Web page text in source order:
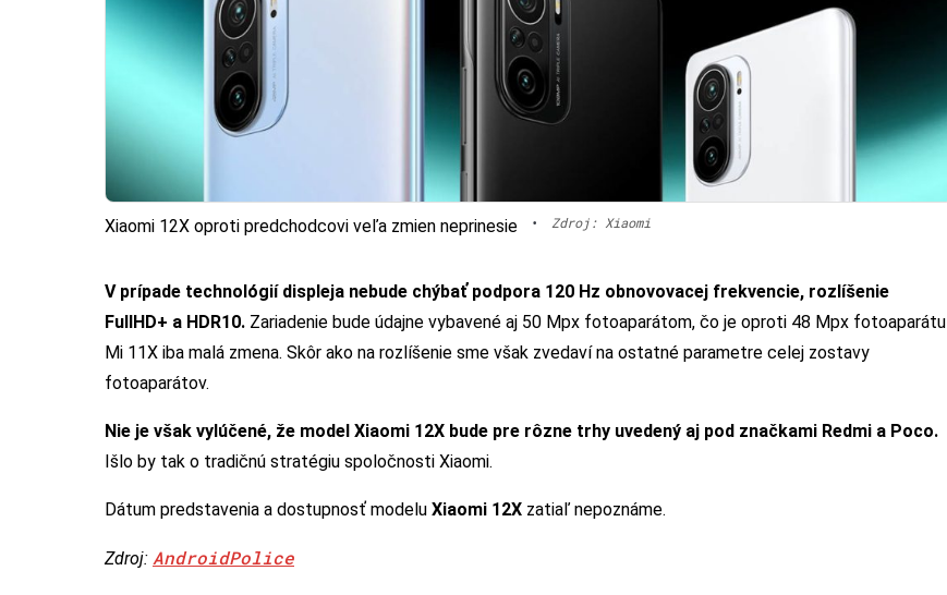
Xiaomi 12X oproti predchodcovi veľa zmien neprinesie • Zdroj: Xiaomi
V prípade technológií displeja nebude chýbať podpora 120 Hz obnovovacej frekvencie, rozlíšenie
FullHD+ a HDR10. Zariadenie bude údajne vybavené aj 50 Mpx fotoaparátom, čo je oproti 48 Mpx fotoaparátu
Mi 11X iba malá zmena. Skôr ako na rozlíšenie sme však zvedaví na ostatné parametre celej zostavy
fotoaparátov.
Nie je však vylúčené, že model Xiaomi 12X bude pre rôzne trhy uvedený aj pod značkami Redmi a Poco.
Išlo by tak o tradičnú stratégiu spoločnosti Xiaomi.
Dátum predstavenia a dostupnosť modelu Xiaomi 12X zatiaľ nepoznáme.
Zdroj: AndroidPolice